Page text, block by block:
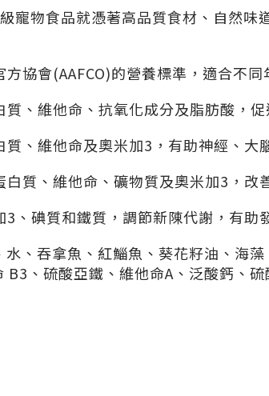
寵物食品就憑著高品質食材、自然味
協會(AAFCO)的營養標準，適合不同
、維他命、抗氧化成分及脂肪酸，
、維他命及奧米加3，有助神經、大
質、維他命、礦物質及奧米加3，改
、碘質和鐵質，調節新陳代謝，有助
、吞拿魚、紅鯔魚、葵花籽油、海
B3、硫酸亞鐵、維他命A、泛酸鈣、